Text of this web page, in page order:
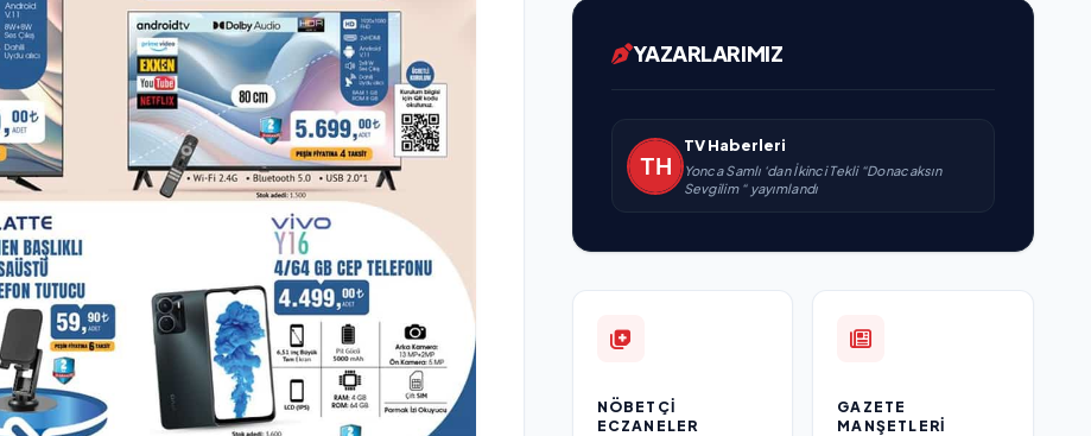
YAZARLARIMIZ
TV Haberleri
Yonca Samlı ‘dan İkinci Tekli “Donacaksın
Sevgilim “ yayımlandı
NÖBETÇI
ECZANELER
GAZETE
MANŞETLERI